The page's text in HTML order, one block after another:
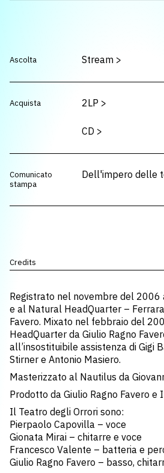
Ascolta Stream >
Acquista 2LP >
CD >
Comunicato
stampa
Dell'impero delle
Credits
Registrato nel novembre del 2006
e al Natural HeadQuarter –
Favero. Mixato nel febbraio del
HeadQuarter da Giulio Ragno
all’insostituibile assistenza di Gigi
Stirner e Antonio Masiero.
Masterizzato al Nautilus da
Prodotto da Giulio Ragno Favero e
Il Teatro degli Orrori sono:
Pierpaolo Capovilla – voce
Gionata Mirai – chitarre e voce
Francesco Valente – batteria e
Giulio Ragno Favero – basso,